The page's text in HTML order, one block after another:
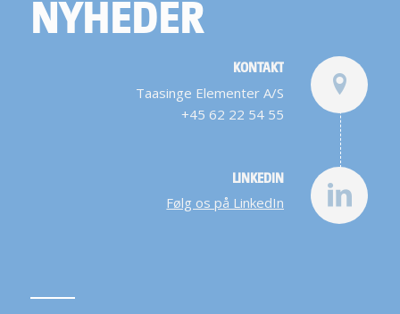
NYHEDER
KONTAKT
Taasinge Elementer A/S
+45 62 22 54 55
LINKEDIN
Følg os på LinkedIn